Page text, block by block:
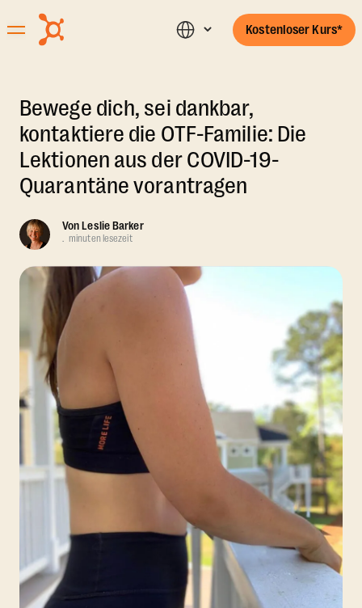
Kostenloser Kurs*
Bewege dich, sei dankbar,
kontaktiere die OTF-Familie: Die
Lektionen aus der COVID-19-
Quarantäne vorantragen
Von Leslie Barker
. minuten lesezeit